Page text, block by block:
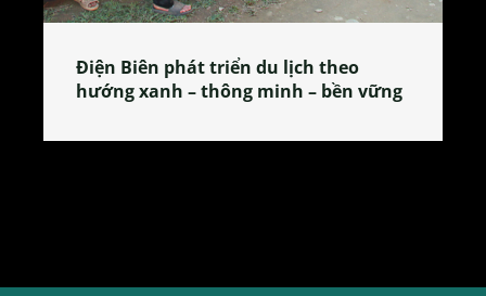
Làng làm bánh tẻ Phú Nhi – nơi lan
tỏa đặc sản xứ Đoài